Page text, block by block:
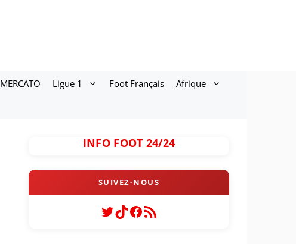
MERCATO Ligue 1 Foot Français Afrique
INFO FOOT 24/24
Twitter
TikTok
Facebook
Flux RSS